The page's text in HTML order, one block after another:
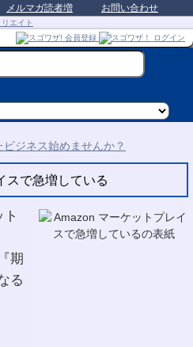
メルマガ読者増 お問い合わせ
スで急増している
期
る